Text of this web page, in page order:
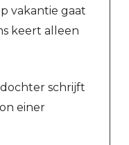
vakantie gaat
keert alleen
schrijft
einer